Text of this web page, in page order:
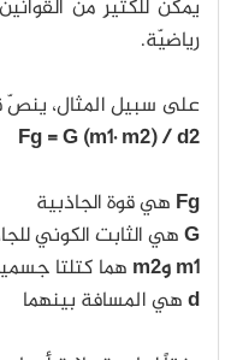
يمكنُ للكثيرِ من
رياضيّة.
على سبيل المثال، ينصّ
Fg = G (m1∙ m2) / d2
Fg هي قوة الجاذبية
Gهي الثابت الكوني
m1 وm2
هما كتلتا
dهي المسافة بينهما